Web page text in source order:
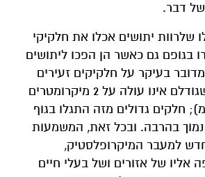
דבר.
שלרוות יתושים אכלו את חלקיקי
בגופם גם כאשר הן הפכו ליתושים
בעיקר על חלקיקים זעירים
במיוחד – כאלה שגודלם אינו עולה על 2 מיקרומטרים
0.002 מ״מ); חלקים גדולים מזה התגלו בגוף
נמוך בהרבה. ובכל זאת, המשמעות
למעבר המיקרופלסטיק,
אליו של אזורים ושל בעלי חיים